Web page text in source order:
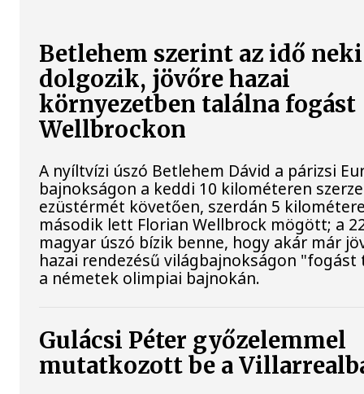
Betlehem szerint az idő neki
dolgozik, jövőre hazai
környezetben találna fogást
Wellbrockon
A nyíltvízi úszó Betlehem Dávid a párizsi
bajnokságon a keddi 10 kilométeren
ezüstérmét követően, szerdán 5
második lett Florian Wellbrock mögött; a
magyar úszó bízik benne, hogy akár már
hazai rendezésű világbajnokságon "fogást
a németek olimpiai bajnokán.
Gulácsi Péter győzelemmel
mutatkozott be a